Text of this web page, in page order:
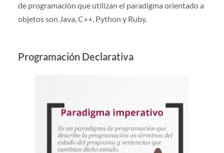
de programación que utilizan el paradigma orientado a
objetos son Java, C++, Python y Ruby.
Programación Declarativa